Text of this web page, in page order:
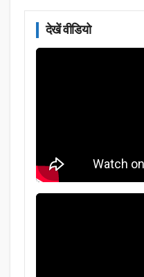
देखें वीडियो